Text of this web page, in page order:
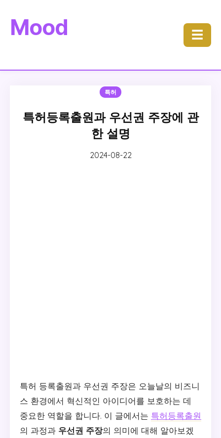
Mood ☰
특허
특허등록출원과 우선권 주장에 관
한 설명
2024-08-22
특허 등록출원과 우선권 주장은 오늘날의 비즈니
스 환경에서 혁신적인 아이디어를 보호하는 데
중요한 역할을 합니다. 이 글에서는 특허등록출원
의 과정과 우선권 주장의 의미에 대해 알아보겠